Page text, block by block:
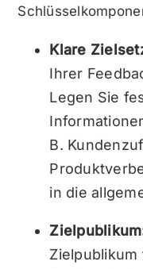
Klare
Ihrer
Legen Sie
B.
in die